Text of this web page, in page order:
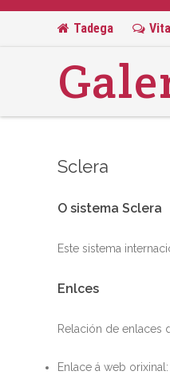
Tadega
Sclera
O sistema Sclera
Este sistema
Enlces
Relación de enlaces
Enlace á web orixinal: